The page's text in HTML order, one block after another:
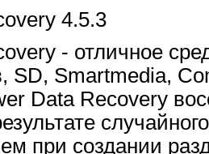
4.5.3
- отличное
SD, Smartmedia,
Data Recovery
при создании